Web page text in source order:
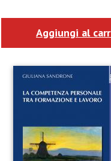
Aggiungi al